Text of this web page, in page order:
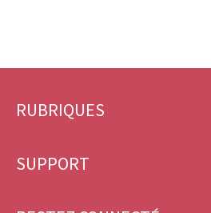
Pied
page
RUBRIQUES
SUPPORT